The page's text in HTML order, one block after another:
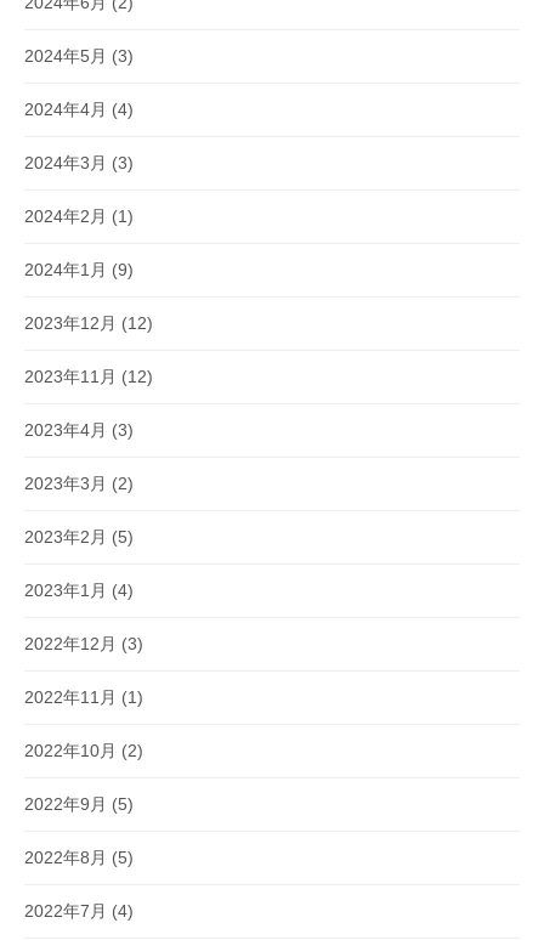
2024年5月 (3)
2024年4月 (4)
2024年3月 (3)
2024年2月 (1)
2024年1月 (9)
2023年12月 (12)
2023年11月 (12)
2023年4月 (3)
2023年3月 (2)
2023年2月 (5)
2023年1月 (4)
2022年12月 (3)
2022年11月 (1)
2022年10月 (2)
2022年9月 (5)
2022年8月 (5)
2022年7月 (4)